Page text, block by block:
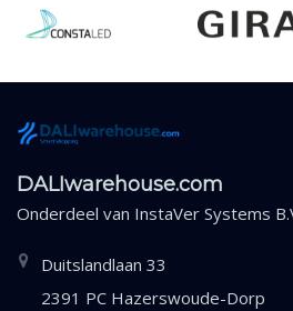
DALIwarehouse.com
Onderdeel van InstaVer Systems
Duitslandlaan 33
2391 PC Hazerswoude-Dorp